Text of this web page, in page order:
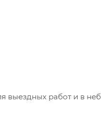
выездных работ и в